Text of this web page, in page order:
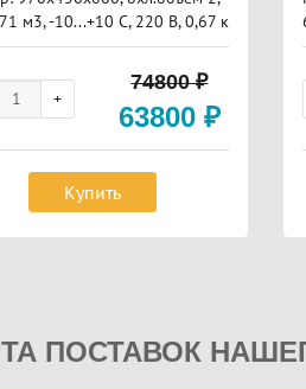
м3, -10...+10 С, 220 В, 0,67 к
кг.
74800₽
63800 ₽
Купить
ПОСТАВОК